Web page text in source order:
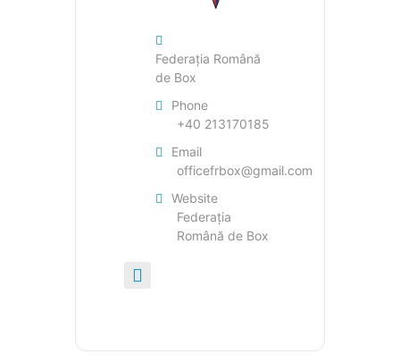
Federația Română
de Box
Phone
+40 213170185
Email
officefrbox@gmail.com
Website
Federația
Română de Box